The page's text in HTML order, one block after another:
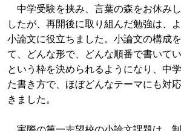
中学受験を挟み、言葉の森をお休み
したが、再開後に取り組んだ勉強は、
小論文に役立ちました。小論文の構成
て、どんな形で、どんな順番で書いてい
という枠を決められるようになり、中
た書き方で、ほぼどんなテーマにも対
きました。